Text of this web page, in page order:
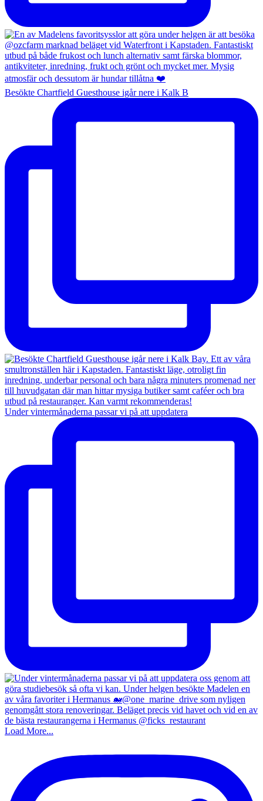
Besökte Chartfield Guesthouse igår nere i Kalk B
Under vintermånaderna passar vi på att uppdatera
Load More...